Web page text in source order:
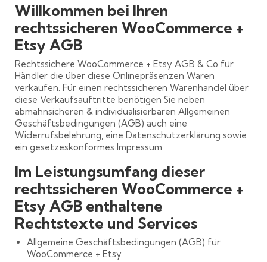
Willkommen bei Ihren
rechtssicheren WooCommerce +
Etsy AGB
Rechtssichere WooCommerce + Etsy AGB & Co für
Händler die über diese Onlinepräsenzen Waren
verkaufen. Für einen rechtssicheren Warenhandel über
diese Verkaufsauftritte benötigen Sie neben
abmahnsicheren & individualisierbaren Allgemeinen
Geschäftsbedingungen (AGB) auch eine
Widerrufsbelehrung, eine Datenschutzerklärung sowie
ein gesetzeskonformes Impressum.
Im Leistungsumfang dieser
rechtssicheren WooCommerce +
Etsy AGB enthaltene
Rechtstexte und Services
Allgemeine Geschäftsbedingungen (AGB) für
WooCommerce + Etsy